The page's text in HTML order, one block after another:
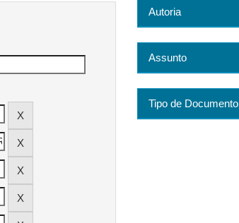
Autoria
Assunto
Tipo de Documento